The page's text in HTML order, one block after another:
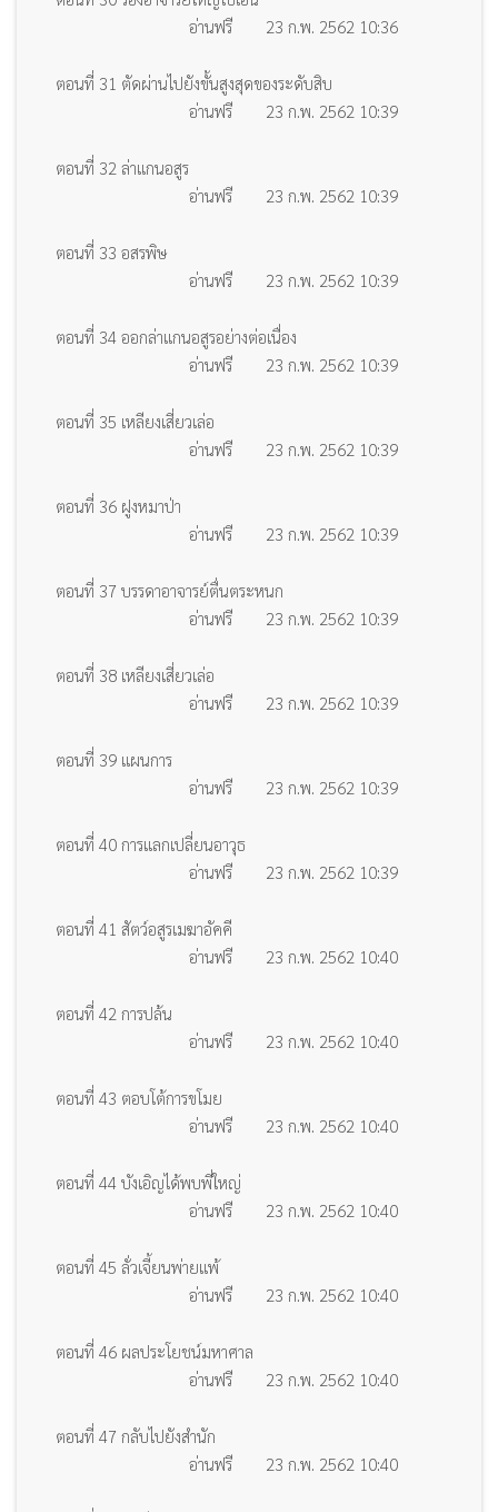
อ่านฟรี
23 ก.พ. 2562 10:36
ตอนที่ 31 ตัดผ่านไปยังขั้นสูงสุดของระดับสิบ
อ่านฟรี
23 ก.พ. 2562 10:39
ตอนที่ 32 ล่าแกนอสูร
อ่านฟรี
23 ก.พ. 2562 10:39
ตอนที่ 33 อสรพิษ
อ่านฟรี
23 ก.พ. 2562 10:39
ตอนที่ 34 ออกล่าแกนอสูรอย่างต่อเนื่อง
อ่านฟรี
23 ก.พ. 2562 10:39
ตอนที่ 35 เหลียงเสี่ยวเล่อ
อ่านฟรี
23 ก.พ. 2562 10:39
ตอนที่ 36 ฝูงหมาป่า
อ่านฟรี
23 ก.พ. 2562 10:39
ตอนที่ 37 บรรดาอาจารย์ตื่นตระหนก
อ่านฟรี
23 ก.พ. 2562 10:39
ตอนที่ 38 เหลียงเสี่ยวเล่อ
อ่านฟรี
23 ก.พ. 2562 10:39
ตอนที่ 39 แผนการ
อ่านฟรี
23 ก.พ. 2562 10:39
ตอนที่ 40 การแลกเปลี่ยนอาวุธ
อ่านฟรี
23 ก.พ. 2562 10:39
ตอนที่ 41 สัตว์อสูรเมฆาอัคคี
อ่านฟรี
23 ก.พ. 2562 10:40
ตอนที่ 42 การปล้น
อ่านฟรี
23 ก.พ. 2562 10:40
ตอนที่ 43 ตอบโต้การขโมย
อ่านฟรี
23 ก.พ. 2562 10:40
ตอนที่ 44 บังเอิญได้พบพี่ใหญ่
อ่านฟรี
23 ก.พ. 2562 10:40
ตอนที่ 45 ลั่วเจี้ยนพ่ายแพ้
อ่านฟรี
23 ก.พ. 2562 10:40
ตอนที่ 46 ผลประโยชน์มหาศาล
อ่านฟรี
23 ก.พ. 2562 10:40
ตอนที่ 47 กลับไปยังสำนัก
อ่านฟรี
23 ก.พ. 2562 10:40